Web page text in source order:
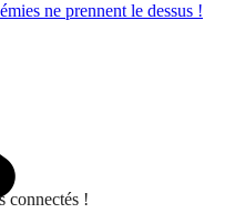
ne prennent le dessus !
connectés !